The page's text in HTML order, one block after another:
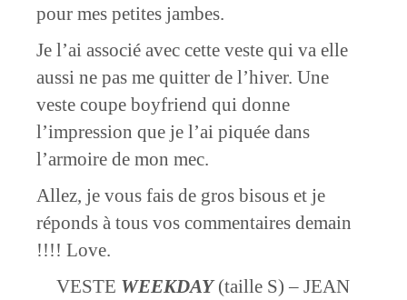
pour mes petites jambes.
Je l’ai associé avec cette veste qui va elle
aussi ne pas me quitter de l’hiver. Une
veste coupe boyfriend qui donne
l’impression que je l’ai piquée dans
l’armoire de mon mec.
Allez, je vous fais de gros bisous et je
réponds à tous vos commentaires demain
!!!! Love.
VESTE WEEKDAY(taille S) – JEAN